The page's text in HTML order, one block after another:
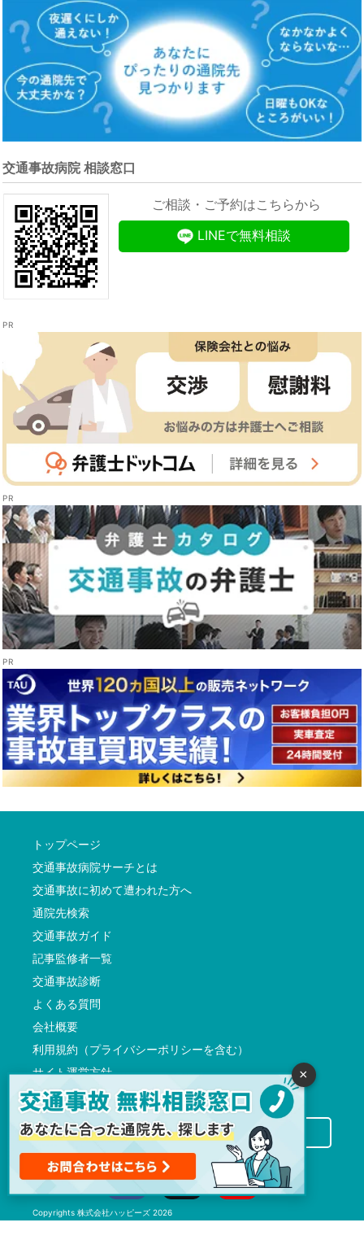
交通事故病院 相談窓口
ご相談・ご予約はこちらから
LINEで無料相談
トップページ
交通事故病院サーチとは
交通事故に初めて遭われた方へ
通院先検索
交通事故ガイド
記事監修者一覧
交通事故診断
よくある質問
会社概要
利用規約（プライバシーポリシーを含む）
サイト運営方針
反社会的勢力に対する基本方針
交通事故病院サーチに掲載希望の先生方へ
Copyrights 株式会社ハッピーズ 2026
×